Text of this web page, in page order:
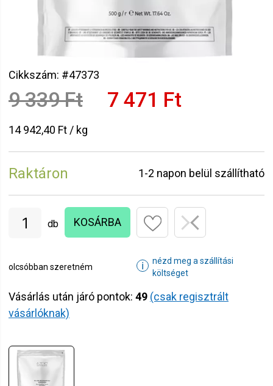
Cikkszám: #47373
9 339 Ft 7 471 Ft
14 942,40 Ft / kg
Raktáron 1-2 napon belül szállítható
db KOSÁRBA
olcsóbban szeretném ℹ
nézd meg a szállítási
költséget
Vásárlás után járó pontok: 49 (csak regisztrált
vásárlóknak)